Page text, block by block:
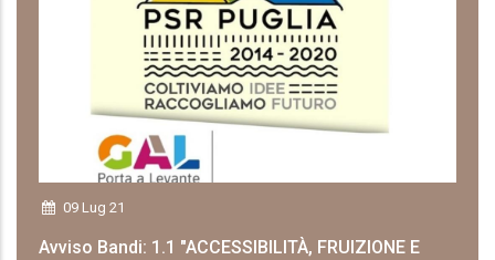
09 Lug 21
Avviso Bandi: 1.1 "ACCESSIBILITÀ, FRUIZIONE E